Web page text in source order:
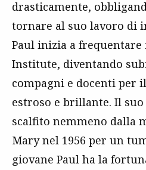
drasticamente,
tornare al suo lavoro di
Paul inizia a
Institute, diventando
compagni e docenti per
estroso e brillante. Il
scalfito nemmeno dalla
Mary nel 1956 per un
giovane Paul ha la